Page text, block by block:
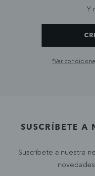
Y
*Ver
SUSCRÍBETE A
Suscríbete a nuestra